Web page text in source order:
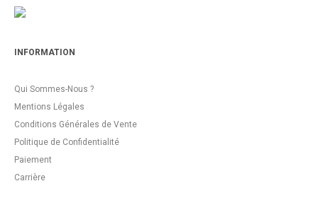
INFORMATION
Qui Sommes-Nous ?
Mentions Légales
Conditions Générales de Vente
Politique de Confidentialité
Paiement
Carrière